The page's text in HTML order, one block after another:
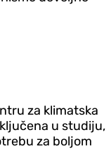
za klimatska
u studiju,
za boljom